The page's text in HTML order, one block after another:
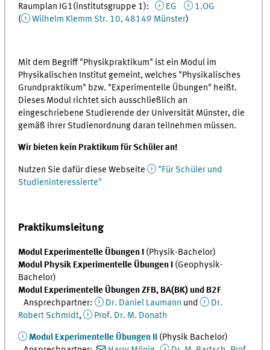
Raumplan IG1(institutsgruppe 1): EG
1.OG
(
Wilhelm Klemm Str. 10, 48149 Münster)
Mit dem Begriff "Physikpraktikum" ist ein Modul im
Physikalischen Institut gemeint, welches "Physikalisches
Grundpraktikum" bzw. "Experimentelle Übungen" heißt.
Dieses Modul richtet sich ausschließlich an
eingeschriebene Studierende der Universität Münster, die
gemäß ihrer Studienordnung daran teilnehmen müssen.
Wir bieten kein Praktikum für Schüler an!
Nutzen Sie dafür diese Webseite
"Für Schüler und
Studieninteressierte"
Praktikumsleitung
Modul Experimentelle Übungen I (Physik-Bachelor)
Modul Physik Experimentelle Übungen I (Geophysik-
Bachelor)
Modul Experimentelle Übungen ZFB, BA(BK) und B2F
Ansprechpartner:
Dr. Daniel Laumann und
Dr.
Robert Schmidt, Prof. Dr. M. Donath
Modul Experimentelle Übungen II
(Physik Bachelor)